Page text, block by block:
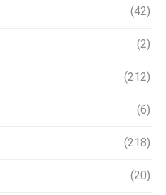
(42)
(2)
(212)
(6)
(218)
(20)